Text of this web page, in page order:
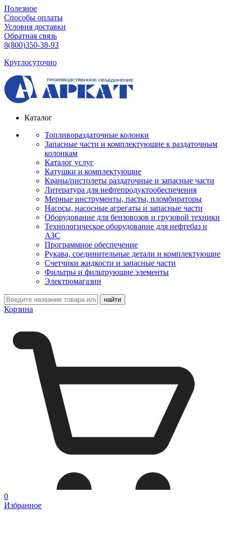
Полезное
Способы оплаты
Условия доставки
Обратная связь
8(800)350-38-93
Круглосуточно
Каталог
Топливораздаточные колонки
Запасные части и комплектующие к раздаточным
колонкам
Каталог услуг
Катушки и комплектующие
Краны/пистолеты раздаточные и запасные части
Литература для нефтепродуктообеспечения
Мерные инструменты, пасты, пломбираторы
Насосы, насосные агрегаты и запасные части
Оборудование для бензовозов и грузовой техники
Технологическое оборудование для нефтебаз и
АЗС
Программное обеспечение
Рукава, соединительные детали и комплектующие
Счетчики жидкости и запасные части
Фильтры и фильтрующие элементы
Электромагазин
Корзина
0
Избранное